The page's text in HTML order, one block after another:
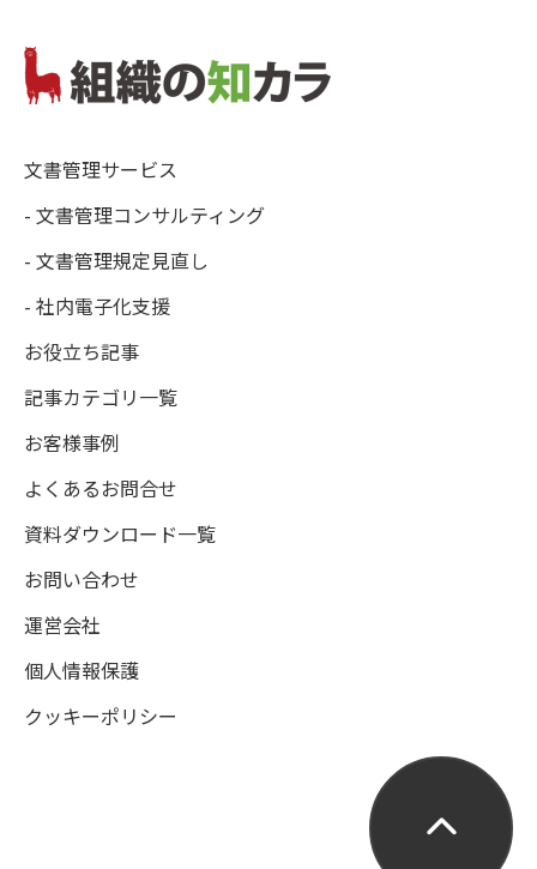
文書管理サービス
- 文書管理コンサルティング
- 文書管理規定見直し
- 社内電子化支援
お役立ち記事
記事カテゴリ一覧
お客様事例
よくあるお問合せ
資料ダウンロード一覧
お問い合わせ
運営会社
個人情報保護
クッキーポリシー